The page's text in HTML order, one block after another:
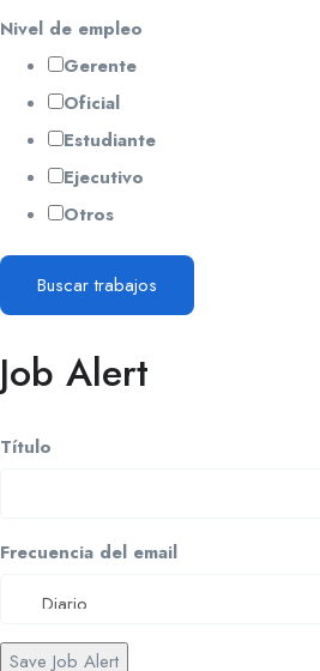
Nivel de empleo
Gerente
Oficial
Estudiante
Ejecutivo
Otros
Buscar trabajos
Job Alert
Título
Frecuencia del email
Save Job Alert